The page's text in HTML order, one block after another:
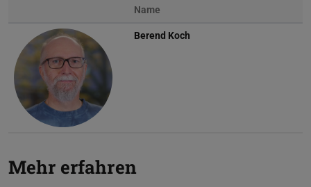
Name
Berend Koch
Mehr erfahren